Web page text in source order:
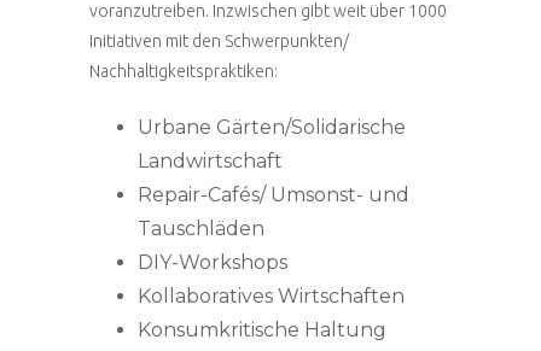
voranzutreiben. Inzwischen gibt weit über 1000
Initiativen mit den Schwerpunkten/
Nachhaltigkeitspraktiken:
Urbane Gärten/Solidarische
Landwirtschaft
Repair-Cafés/ Umsonst- und
Tauschläden
DIY-Workshops
Kollaboratives Wirtschaften
Konsumkritische Haltung